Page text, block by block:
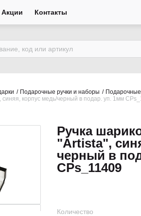
Акции Контакты
Подарочные ручки и наборы
синяя, корпус медь/черный в подар. уп. 1мм
Ручка
"Artista",
черный в
CPs_11409
Количество